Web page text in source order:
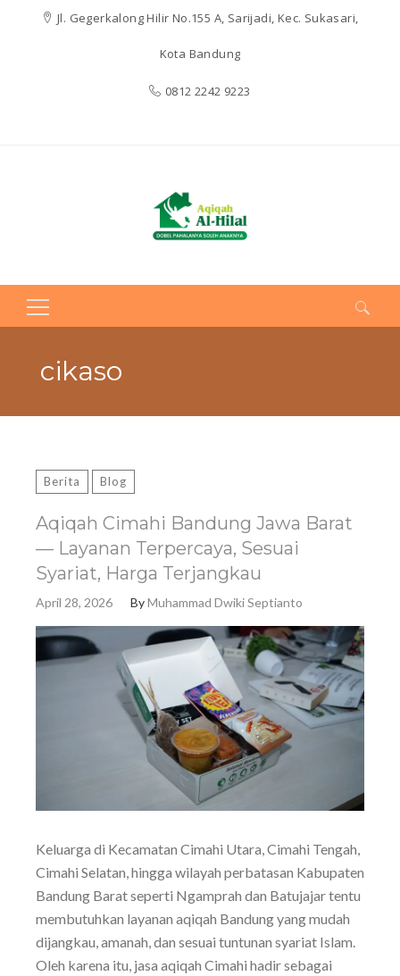
Jl. Gegerkalong Hilir No.155 A, Sarijadi, Kec. Sukasari,
Kota Bandung
0812 2242 9223
Search
cikaso
Berita Blog
Aqiqah Cimahi Bandung Jawa Barat
— Layanan Terpercaya, Sesuai
Syariat, Harga Terjangkau
April 28, 2026 ByMuhammad Dwiki Septianto
Keluarga di Kecamatan Cimahi Utara, Cimahi Tengah,
Cimahi Selatan, hingga wilayah perbatasan Kabupaten
Bandung Barat seperti Ngamprah dan Batujajar tentu
membutuhkan layanan aqiqah Bandung yang mudah
dijangkau, amanah, dan sesuai tuntunan syariat Islam.
Oleh karena itu, jasa aqiqah Cimahi hadir sebagai